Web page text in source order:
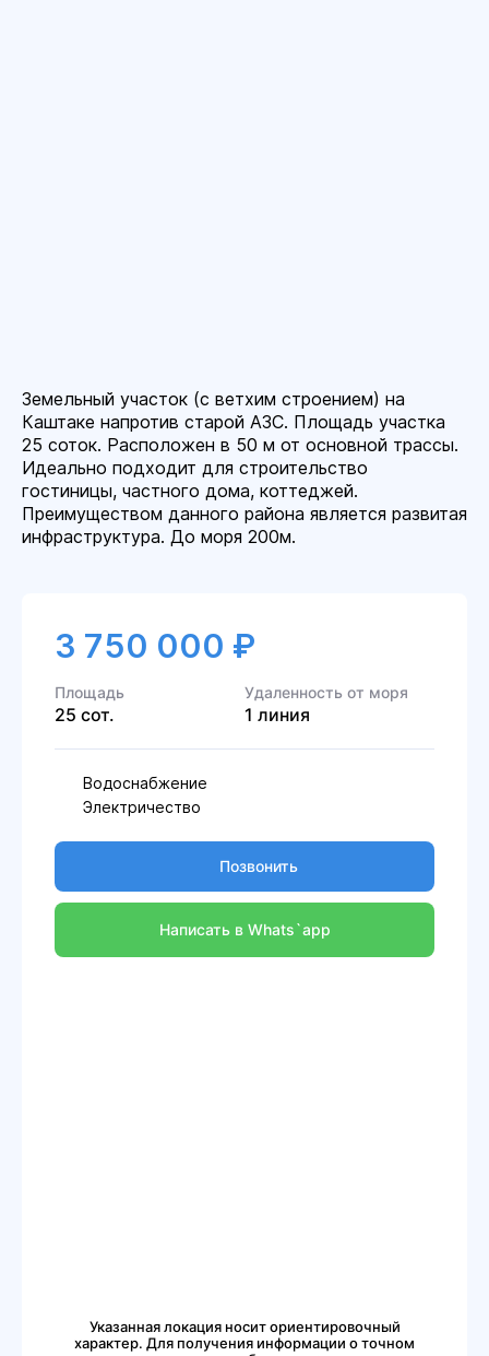
Земельный участок (с ветхим строением) на
Каштаке напротив старой АЗС. Площадь участка
25 соток. Расположен в 50 м от основной трассы.
Идеально подходит для строительство
гостиницы, частного дома, коттеджей.
Преимуществом данного района является развитая
инфраструктура. До моря 200м.
3 750 000 ₽
Площадь
25 сот.
Удаленность от моря
1 линия
Водоснабжение
Электричество
Позвонить
Написать в Whats`app
Указанная локация носит ориентировочный
характер. Для получения информации о точном